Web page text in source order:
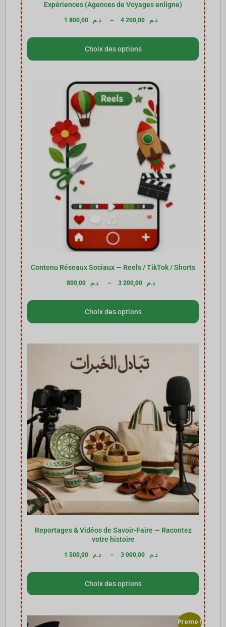
Expériences (Agences de Voyages enligne)
1 800,00 د.م – 4 200,00 د.م
Choix des options
Contenu Réseaux Sociaux — Reels / TikTok / Shorts
800,00 د.م – 3 200,00 د.م
Choix des options
Reportages & Vidéos de Savoir-Faire — Racontez
votre histoire
1 500,00 د.م – 3 000,00 د.م
Choix des options
Promo !